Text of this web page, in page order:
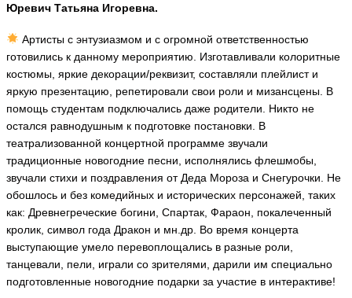
Юревич Татьяна Игоревна.
Артисты с энтузиазмом и с огромной ответственностью
готовились к данному мероприятию. Изготавливали колоритные
костюмы, яркие декорации/реквизит, составляли плейлист и
яркую презентацию, репетировали свои роли и мизансцены. В
помощь студентам подключались даже родители. Никто не
остался равнодушным к подготовке постановки. В
театрализованной концертной программе звучали
традиционные новогодние песни, исполнялись флешмобы,
звучали стихи и поздравления от Деда Мороза и Снегурочки. Не
обошлось и без комедийных и исторических персонажей, таких
как: Древнегреческие богини, Спартак, Фараон, покалеченный
кролик, символ года Дракон и мн.др. Во время концерта
выступающие умело перевоплощались в разные роли,
танцевали, пели, играли со зрителями, дарили им специально
подготовленные новогодние подарки за участие в интерактиве!